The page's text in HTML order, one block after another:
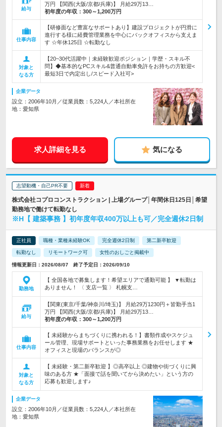
給与
万円 【関西(大阪/京都/兵庫)】 月給29万13…
初年度の年収： 300～1,200万円
仕事内容
【研修面など豊富なサポートあり】建設プロジェクトが円滑に
進行する様に経費管理業務を中心にバックオフィスから支えま
す ☆年休125日 ☆転勤なし
対象と
なる方
【20~30代活躍中｜未経験歓迎ポジション｜学歴・スキル不
問】◆基本的なPCスキル&普通自動車免許をお持ちの方歓迎<
最短3日で内定出し/スピード入社可>
企業データ
設立：2006年10月／従業員数：5,224人／本社所在
地：愛知県
求人詳細を見る 気になる
志望動機・自己PR不要
株式会社コプロコンストラクション | 上場グループ│年間休日125日│希望
勤務地で働けて転勤なし
※H【 建築事務 】初年度年収400万以上も可／完全週休2日制
正社員 職種・業種未経験OK 完全週休2日制 第二新卒歓迎
転勤なし リモートワーク可 女性のおしごと掲載中
情報更新日：2026/08/07 終了予定日：2026/09/10
勤務地
【 全国各地で募集します！希望エリアで通勤可能 】 ▼転勤は
ありません！ 〈 支店一覧 〉 札幌支…
給与
【関東(東京/千葉/神奈川/埼玉)】 月給29万1230円＋皆勤手当1
万円 【関西(大阪/京都/兵庫)】 月給29万13…
初年度の年収： 300～1,200万円
仕事内容
【 未経験からまちづくりに携われる！】書類作成やスケジュ
ール管理、現場サポートといった事務業務をお任せします ★
オフィスと現場のバランスが◎
対象と
なる方
【 未経験・第二新卒歓迎 】◎高卒以上 ◎建物や街づくりに興
味のある方 ★「面接で話を聞いてから決めたい」という方の
応募も歓迎します♪
企業データ
設立：2006年10月／従業員数：5,224人／本社所在
地：愛知県